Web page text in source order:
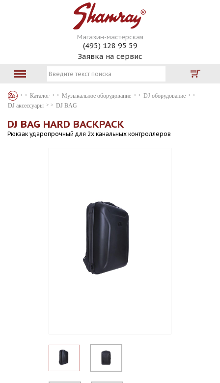
Магазин-мастерская
(495) 128 95 59
Заявка на сервис
Каталог Музыкальное оборудование
DJ оборудование
DJ аксессуары
DJ BAG
DJ BAG HARD BACKPACK
Рюкзак ударопрочный для 2х канальных контроллеров